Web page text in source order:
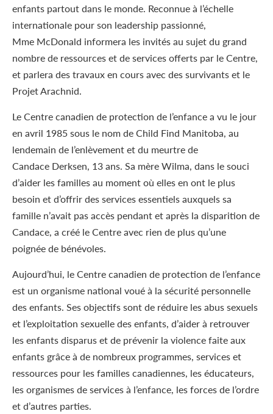
enfants partout dans le monde. Reconnue à l’échelle
internationale pour son leadership passionné,
Mme McDonald informera les invités au sujet du grand
nombre de ressources et de services offerts par le Centre,
et parlera des travaux en cours avec des survivants et le
Projet Arachnid.
Le Centre canadien de protection de l’enfance a vu le jour
en avril 1985 sous le nom de Child Find Manitoba, au
lendemain de l’enlèvement et du meurtre de
Candace Derksen, 13 ans. Sa mère Wilma, dans le souci
d’aider les familles au moment où elles en ont le plus
besoin et d’offrir des services essentiels auxquels sa
famille n’avait pas accès pendant et après la disparition de
Candace, a créé le Centre avec rien de plus qu’une
poignée de bénévoles.
Aujourd’hui, le Centre canadien de protection de l’enfance
est un organisme national voué à la sécurité personnelle
des enfants. Ses objectifs sont de réduire les abus sexuels
et l’exploitation sexuelle des enfants, d’aider à retrouver
les enfants disparus et de prévenir la violence faite aux
enfants grâce à de nombreux programmes, services et
ressources pour les familles canadiennes, les éducateurs,
les organismes de services à l’enfance, les forces de l’ordre
et d’autres parties.